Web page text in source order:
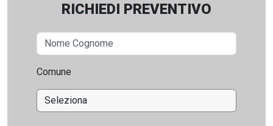
RICHIEDI PREVENTIVO
Comune